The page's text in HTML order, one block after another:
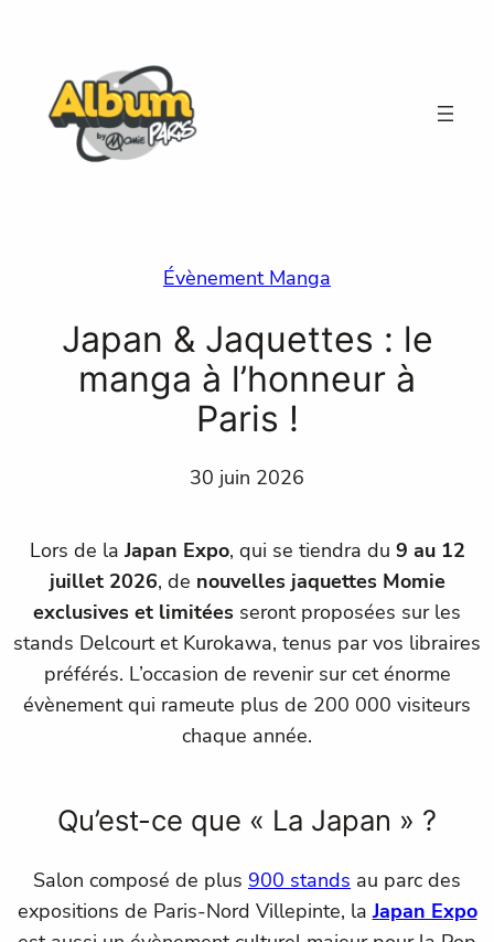
contenu
Évènement Manga
Japan & Jaquettes : le
manga à l’honneur à
Paris !
30 juin 2026
Lors de laJapan Expo, qui se tiendra du 9 au 12
juillet 2026, de nouvelles jaquettes Momie
exclusives et limitées seront proposées sur les
stands Delcourt et Kurokawa, tenus par vos libraires
préférés. L’occasion de revenir sur cet énorme
évènement qui rameute plus de 200 000 visiteurs
chaque année.
Qu’est-ce que « La Japan » ?
Salon composé de plus 900 stands au parc des
expositions de Paris-Nord Villepinte, laJapan Expo